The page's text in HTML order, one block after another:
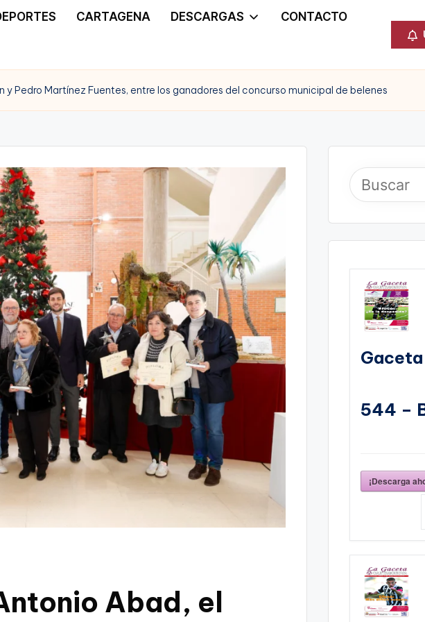
CARTAGENA DESCARGAS CONTACTO
y Pedro Martínez Fuentes, entre los ganadores del concurso municipal de belenes
Abad, el
544 –
¡Descarga